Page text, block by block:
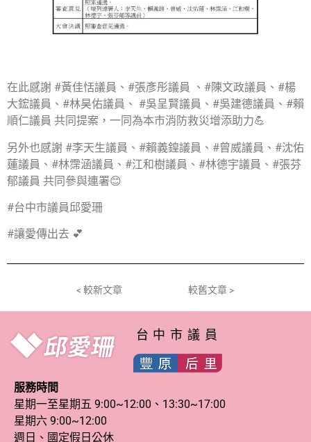
在此感謝 #黃佳恬議員、#張彥彤議員 、#陳文政議員、#楊
大鋐議員、#林昊佑議員、 #吳呈賢議員、#吳建德議員、#賴
順仁議員 共同提案，一同為本市消防救災增添助力💪
另外也感謝 #李天生議員、#賴義鍠議員、#曾威議員、#沈佑
蓮議員、#林霈涵議員、#江和樹議員、#林德宇議員、#張芬
郁議員 共同參與連署😊
#台中市議員邱愛珊
#讓愛傳出去 💕
< 較新文章 較舊文章 >
台中市議員
服務時間
星期一至星期五 9:00~12:00、13:30~17:00
星期六 9:00~12:00
週日、國定假日公休